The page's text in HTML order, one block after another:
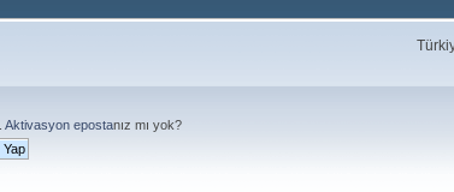
Aktivasyon epostanız mı yok?